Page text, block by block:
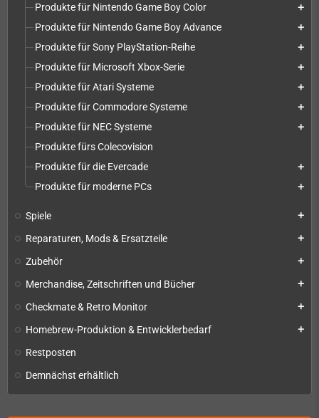
Produkte für Nintendo Game Boy Color add
Produkte für Nintendo Game Boy Advance add
Produkte für Sony PlayStation-Reihe add
Produkte für Microsoft Xbox-Serie add
Produkte für Atari Systeme add
Produkte für Commodore Systeme add
Produkte für NEC Systeme add
Produkte fürs Colecovision
Produkte für die Evercade
add
Produkte für moderne PCs add
Spiele add
Reparaturen, Mods & Ersatzteile add
Zubehör add
Merchandise, Zeitschriften und Bücher add
Checkmate & Retro Monitor add
Homebrew-Produktion & Entwicklerbedarf add
Restposten
Demnächst erhältlich